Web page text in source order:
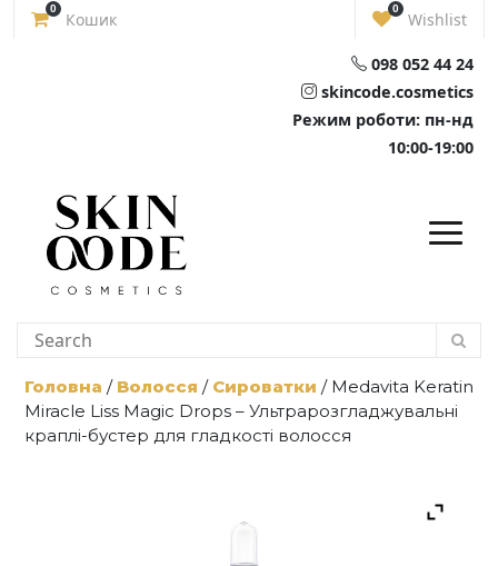
Skip
0
Кошик
0
Wishlist
098 052 44 24
skincode.cosmetics
Режим роботи: пн-нд
10:00-19:00
Головна / Волосся / Сироватки / Medavita Keratin
Miracle Liss Magic Drops – Ультрарозгладжувальні
краплі-бустер для гладкості волосся